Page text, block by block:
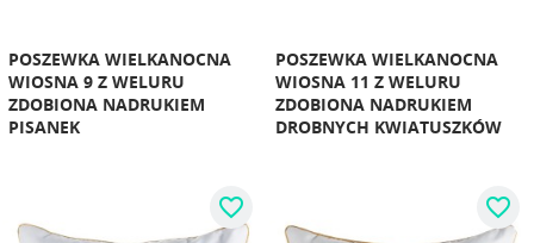
POSZEWKA WIELKANOCNA
WIOSNA 9 Z WELURU
ZDOBIONA NADRUKIEM
PISANEK
POSZEWKA WIELKANOCNA
WIOSNA 11 Z WELURU
ZDOBIONA NADRUKIEM
DROBNYCH KWIATUSZKÓW
favorite_border favorite_border